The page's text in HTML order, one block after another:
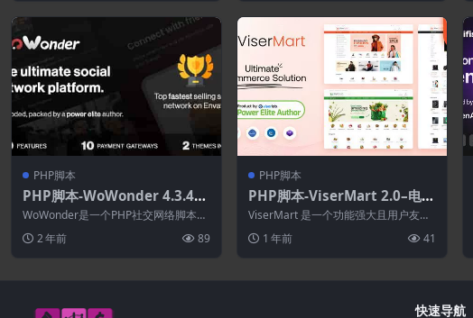
PHP脚本
PHP脚本-WoWonder 4.3.4–
终极PHP社交网络平台
WoWonder是一个PHP社交网络脚本，
2 年前 89
PHP脚本
PHP脚本-ViserMart 2.0–电子
商务购物平台
ViserMart 是一个功能强大且用户友好
业...1 年前 41
快速导航